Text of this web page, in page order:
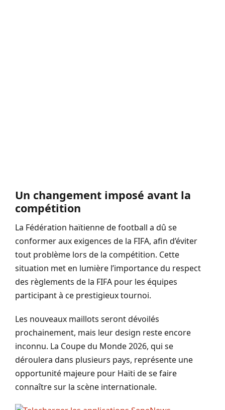
Un changement imposé avant la
compétition
La Fédération haïtienne de football a dû se
conformer aux exigences de la FIFA, afin d’éviter
tout problème lors de la compétition. Cette
situation met en lumière l’importance du respect
des règlements de la FIFA pour les équipes
participant à ce prestigieux tournoi.
Les nouveaux maillots seront dévoilés
prochainement, mais leur design reste encore
inconnu. La Coupe du Monde 2026, qui se
déroulera dans plusieurs pays, représente une
opportunité majeure pour Haïti de se faire
connaître sur la scène internationale.